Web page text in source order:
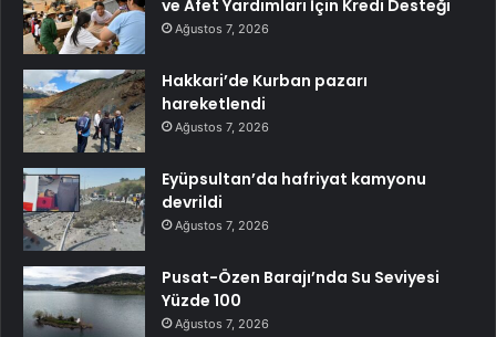
ve Afet Yardımları İçin Kredi Desteği
Ağustos 7, 2026
Hakkari’de Kurban pazarı
hareketlendi
Ağustos 7, 2026
Eyüpsultan’da hafriyat kamyonu
devrildi
Ağustos 7, 2026
Pusat-Özen Barajı’nda Su Seviyesi
Yüzde 100
Ağustos 7, 2026